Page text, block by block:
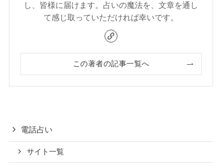
し、皆様に届けます。占いの魔法を、文章を通し
て感じ取っていただければ幸いです。
この著者の記事一覧へ
電話占い
サイト一覧